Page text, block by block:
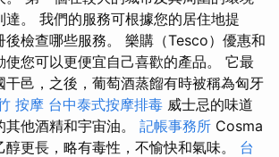
達。 我們的服務可根據您的居住地提
後檢查哪些服務。 樂購（Tesco）優惠和
使您可以更便宜自己喜歡的產品。 它最
干邑，之後，葡萄酒蒸餾有時被稱為匈牙
按摩 台中泰式按摩排毒 威士忌的味道
他酒精和宇宙油。 記帳事務所 Cosma
更長，略有毒性，不愉快和氣味。 台